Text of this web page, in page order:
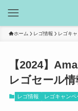
ホーム レゴ情報 レゴキ
【2024】
レゴセール
レゴ情報 レゴキャンペ